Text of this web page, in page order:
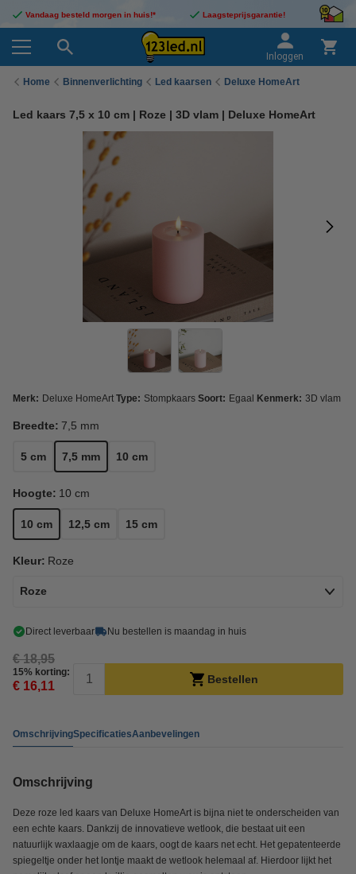
Vandaag besteld morgen in huis!* Laagsteprijsgarantie!
Inloggen
Home Binnenverlichting Led kaarsen Deluxe HomeArt
Led kaars 7,5 x 10 cm | Roze | 3D vlam | Deluxe HomeArt
Merk: Deluxe HomeArt Type: Stompkaars Soort: Egaal Kenmerk: 3D vlam
Breedte: 7,5 mm
5 cm 7,5 mm 10 cm
Hoogte: 10 cm
10 cm 12,5 cm 15 cm
Kleur: Roze
Roze
Direct leverbaar Nu bestellen is maandag in huis
€ 18,95
15% korting:
€ 16,11 Bestellen
OmschrijvingSpecificatiesAanbevelingen
Omschrijving
Deze roze led kaars van Deluxe HomeArt is bijna niet te onderscheiden van
een echte kaars. Dankzij de innovatieve wetlook, die bestaat uit een
natuurlijk waxlaagje om de kaars, oogt de kaars net echt. Het gepatenteerde
spiegeltje onder het lontje maakt de wetlook helemaal af. Hierdoor lijkt het